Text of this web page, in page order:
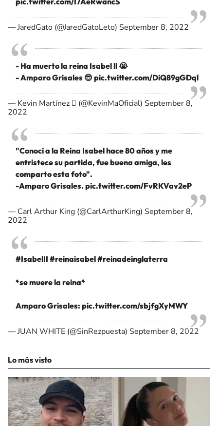
— JaredGato (@JaredGatoLeto) September 8, 2022
- Ha muerto la reina Isabel ll 😭
- Amparo Grisales 😎 pic.twitter.com/DiQ89gGDql
— Kevin Martínez  (@KevinMaOficial) September 8,
2022
"Conocí a la Reina Isabel hace 80 años y me
entristece su partida, fue buena amiga, les
comparto esta foto".
-Amparo Grisales. pic.twitter.com/FvRKVav2eP
— Carl Arthur King (@CarlArthurKing) September 8,
2022
#IsabelII #reinaisabel#reinadeinglaterra
*se muere la reina*
Amparo Grisales: pic.twitter.com/sbjfgXyMWY
— JUAN WHITE (@SinRezpuesta) September 8, 2022
Lo más visto